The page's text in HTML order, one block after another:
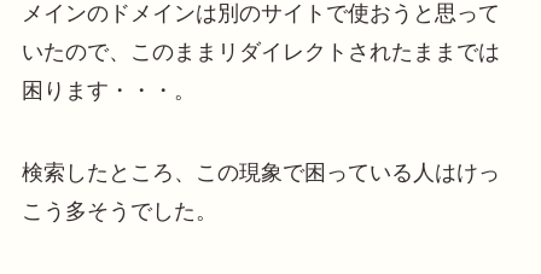
メインのドメインは別のサイトで使おうと思って
いたので、このままリダイレクトされたままでは
困ります・・・。
検索したところ、この現象で困っている人はけっ
こう多そうでした。